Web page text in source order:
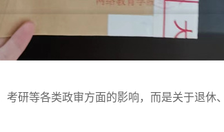
研等各类政审方面的影响，而是关于退休